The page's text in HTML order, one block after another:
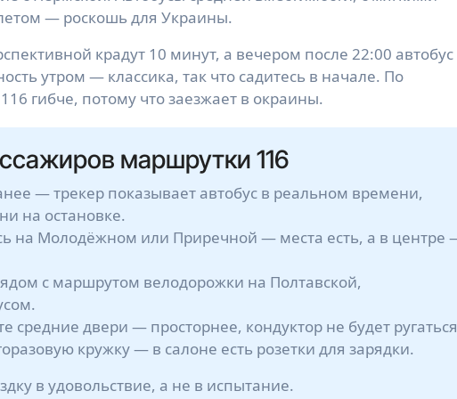
— роскошь для Украины.
крадут 10 минут, а вечером после 22:00 автобус
утром — классика, так что садитесь в начале. По
гибче, потому что заезжает в окраины.
маршрутки 116
— трекер показывает автобус в реальном времени,
на остановке.
на Молодёжном или Приречной — места есть, а в центре
с маршрутом велодорожки на Полтавской,
средние двери — просторнее, кондуктор не будет
кружку — в салоне есть розетки для зарядки.
в удовольствие, а не в испытание.